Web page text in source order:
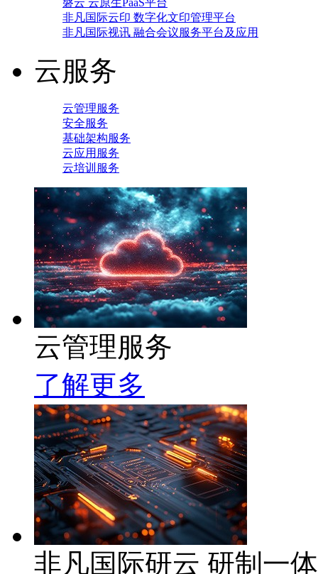
磐云 云原生PaaS平台
非凡国际云印 数字化文印管理平台
非凡国际视讯 融合会议服务平台及应用
云服务
云管理服务
安全服务
基础架构服务
云应用服务
云培训服务
云管理服务
了解更多
非凡国际研云 研制一